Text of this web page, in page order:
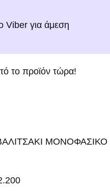
Viber για άμεση
το προϊόν τώρα!
ΜΟΝΟΦΑΣΙΚΟ